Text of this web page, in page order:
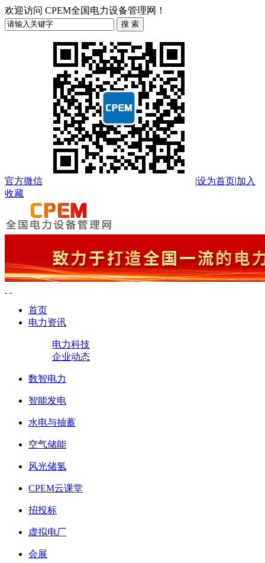
欢迎访问 CPEM全国电力设备管理网！
官方微信 |设为首页|加入
收藏
首页
电力资讯
电力科技
企业动态
数智电力
智能发电
水电与抽蓄
空气储能
风光储氢
CPEM云课堂
招投标
虚拟电厂
会展